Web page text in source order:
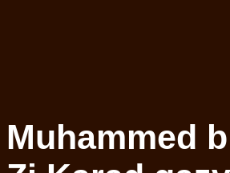
Muhammed